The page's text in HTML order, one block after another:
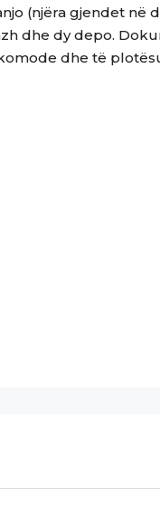
(njëra gjendet në
dhe dy depo.
dhe të